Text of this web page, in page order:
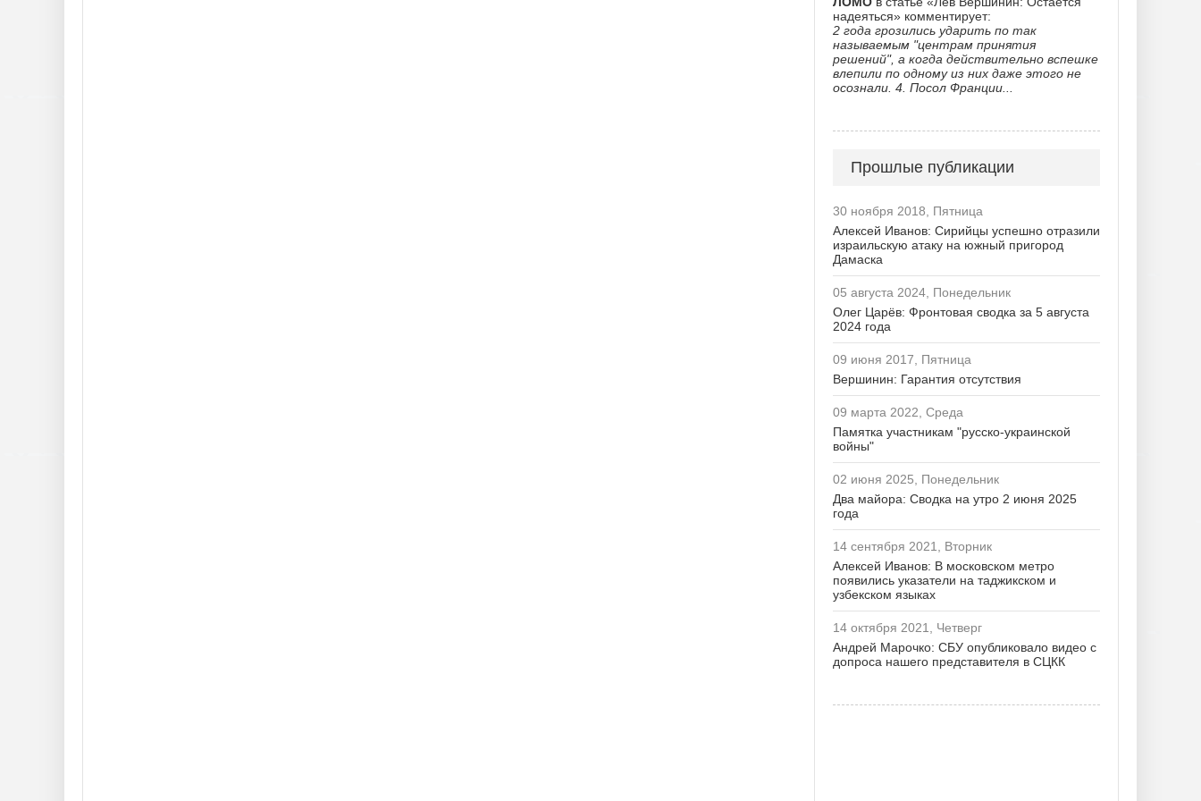
надеяться» комментирует:
2 года грозились ударить по так
называемым "центрам принятия
решений", а когда действительно вспешке
влепили по одному из них даже этого не
осознали. 4. Посол Франции...
Прошлые публикации
30 ноября 2018, Пятница
Алексей Иванов: Сирийцы успешно отразили
израильскую атаку на южный пригород
Дамаска
05 августа 2024, Понедельник
Олег Царёв: Фронтовая сводка за 5 августа
2024 года
09 июня 2017, Пятница
Вершинин: Гарантия отсутствия
09 марта 2022, Среда
Памятка участникам "русско-украинской
войны"
02 июня 2025, Понедельник
Два майора: Сводка на утро 2 июня 2025
года
14 сентября 2021, Вторник
Алексей Иванов: В московском метро
появились указатели на таджикском и
узбекском языках
14 октября 2021, Четверг
Андрей Марочко: СБУ опубликовало видео с
допроса нашего представителя в СЦКК